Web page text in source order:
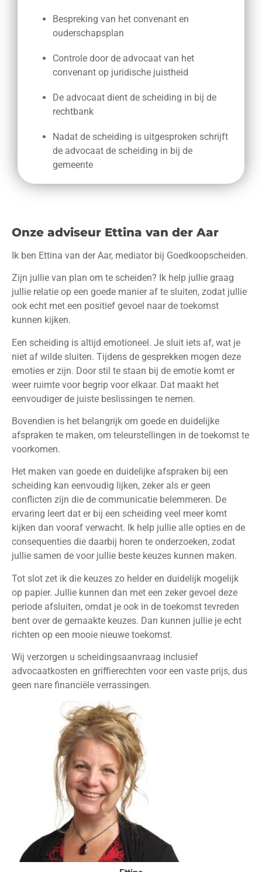
Bespreking van het convenant en
ouderschapsplan
Controle door de advocaat van het
convenant op juridische juistheid
De advocaat dient de scheiding in bij de
rechtbank
Nadat de scheiding is uitgesproken schrijft
de advocaat de scheiding in bij de
gemeente
Onze adviseur Ettina van der Aar
Ik ben Ettina van der Aar, mediator bij Goedkoopscheiden.
Zijn jullie van plan om te scheiden? Ik help jullie graag
jullie relatie op een goede manier af te sluiten, zodat jullie
ook echt met een positief gevoel naar de toekomst
kunnen kijken.
Een scheiding is altijd emotioneel. Je sluit iets af, wat je
niet af wilde sluiten. Tijdens de gesprekken mogen deze
emoties er zijn. Door stil te staan bij de emotie komt er
weer ruimte voor begrip voor elkaar. Dat maakt het
eenvoudiger de juiste beslissingen te nemen.
Bovendien is het belangrijk om goede en duidelijke
afspraken te maken, om teleurstellingen in de toekomst te
voorkomen.
Het maken van goede en duidelijke afspraken bij een
scheiding kan eenvoudig lijken, zeker als er geen
conflicten zijn die de communicatie belemmeren. De
ervaring leert dat er bij een scheiding veel meer komt
kijken dan vooraf verwacht. Ik help jullie alle opties en de
consequenties die daarbij horen te onderzoeken, zodat
jullie samen de voor jullie beste keuzes kunnen maken.
Tot slot zet ik die keuzes zo helder en duidelijk mogelijk
op papier. Jullie kunnen dan met een zeker gevoel deze
periode afsluiten, omdat je ook in de toekomst tevreden
bent over de gemaakte keuzes. Dan kunnen jullie je echt
richten op een mooie nieuwe toekomst.
Wij verzorgen u scheidingsaanvraag inclusief
advocaatkosten en griffierechten voor een vaste prijs, dus
geen nare financiële verrassingen.